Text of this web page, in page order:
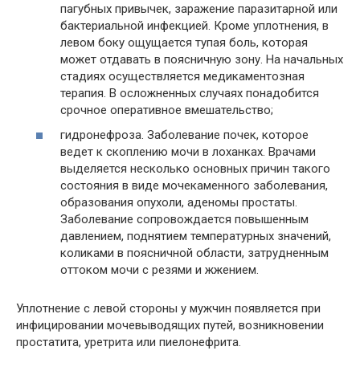
пагубных привычек, заражение паразитарной или
бактериальной инфекцией. Кроме уплотнения, в
левом боку ощущается тупая боль, которая
может отдавать в поясничную зону. На начальных
стадиях осуществляется медикаментозная
терапия. В осложненных случаях понадобится
срочное оперативное вмешательство;
гидронефроза. Заболевание почек, которое
ведет к скоплению мочи в лоханках. Врачами
выделяется несколько основных причин такого
состояния в виде мочекаменного заболевания,
образования опухоли, аденомы простаты.
Заболевание сопровождается повышенным
давлением, поднятием температурных значений,
коликами в поясничной области, затрудненным
оттоком мочи с резями и жжением.
Уплотнение с левой стороны у мужчин появляется при
инфицировании мочевыводящих путей, возникновении
простатита, уретрита или пиелонефрита.